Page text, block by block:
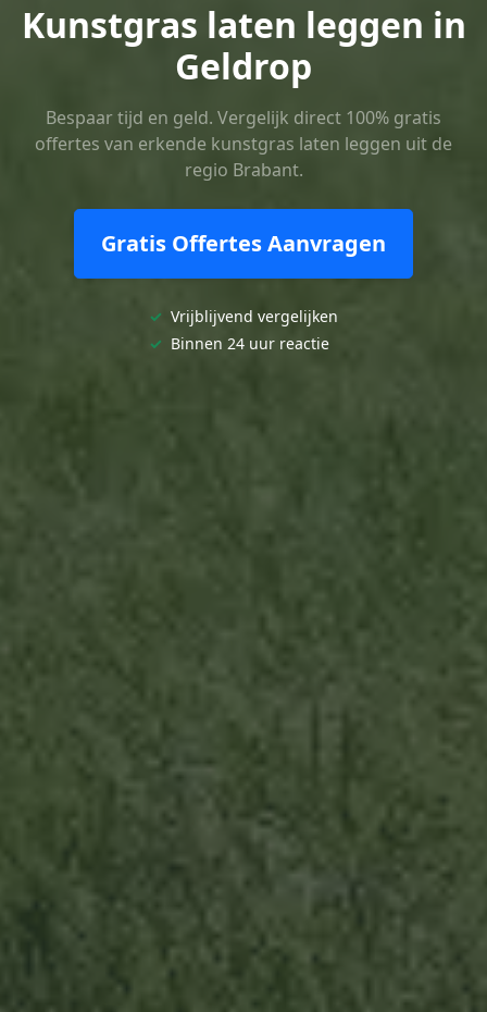
Kunstgras laten leggen in
Geldrop
Bespaar tijd en geld. Vergelijk direct 100% gratis
offertes van erkende kunstgras laten leggen uit de
regio Brabant.
Gratis Offertes Aanvragen
✓ Vrijblijvend vergelijken
✓ Binnen 24 uur reactie